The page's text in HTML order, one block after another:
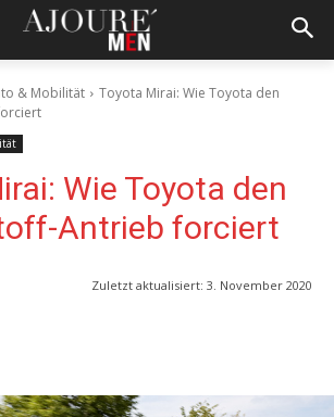
& Mobilität
Toyota Mirai: Wie Toyota den
Wie Toyota den
Antrieb forciert
Zuletzt aktualisiert: 3. November 2020